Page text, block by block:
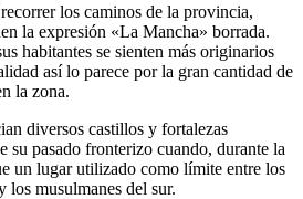
los caminos de la provincia,
la expresión «La Mancha» borrada.
habitantes se sienten más originarios
así lo parece por la gran cantidad de
la zona.
diversos castillos y fortalezas
su pasado fronterizo cuando, durante la
un lugar utilizado como límite entre los
los musulmanes del sur.